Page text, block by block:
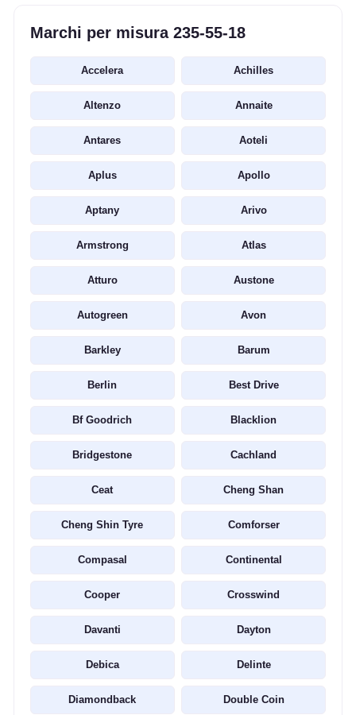
Marchi per misura 235-55-18
Accelera Achilles
Altenzo Annaite
Antares Aoteli
Aplus Apollo
Aptany Arivo
Armstrong Atlas
Atturo Austone
Autogreen Avon
Barkley Barum
Berlin Best Drive
Bf Goodrich Blacklion
Bridgestone Cachland
Ceat Cheng Shan
Cheng Shin Tyre Comforser
Compasal Continental
Cooper Crosswind
Davanti Dayton
Debica Delinte
Diamondback Double Coin